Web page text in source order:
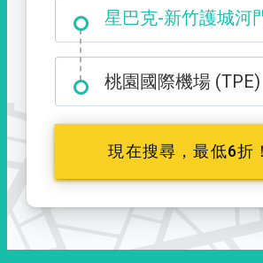
星巴克-新竹護城河
大霸尖山登山口
桃園國際機場 (TPE)
現在搜尋，最低6折